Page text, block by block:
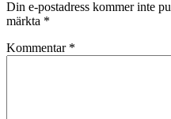
Din e-postadress kommer inte
märkta *
Kommentar *